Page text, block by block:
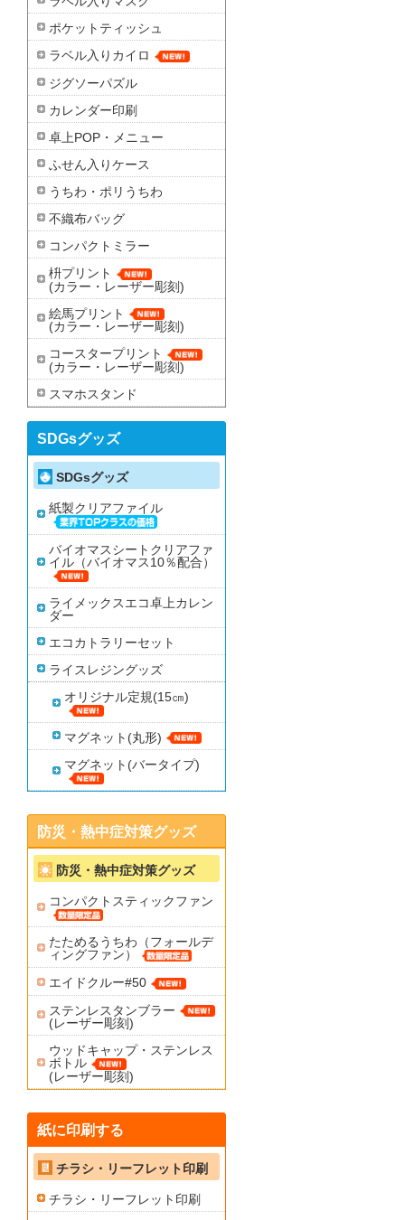
ポケットティッシュ
ラベル入りカイロ
ジグソーパズル
カレンダー印刷
卓上POP・メニュー
ふせん入りケース
うちわ・ポリうちわ
不織布バッグ
コンパクトミラー
枡プリント
(カラー・レーザー彫刻)
絵馬プリント
(カラー・レーザー彫刻)
コースタープリント
(カラー・レーザー彫刻)
スマホスタンド
SDGsグッズ
SDGsグッズ
紙製クリアファイル
バイオマスシートクリアファ
イル（バイオマス10％配合）
ライメックスエコ卓上カレン
ダー
エコカトラリーセット
ライスレジングッズ
オリジナル定規(15㎝)
マグネット(丸形)
マグネット(バータイプ)
防災・熱中症対策グッズ
防災・熱中症対策グッズ
コンパクトスティックファン
たためるうちわ（フォールデ
ィングファン）
エイドクルー#50
ステンレスタンブラー
(レーザー彫刻)
ウッドキャップ・ステンレス
ボトル
(レーザー彫刻)
紙に印刷する
チラシ・リーフレット印刷
チラシ・リーフレット印刷